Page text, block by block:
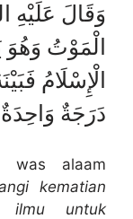
وَقَالَ عَلَيْهِ
الْمَوْتُ
الْإِسْلَامُ
دَرَجَةٌ وَاحِدَةٌ
was alaam
kematian
ilmu untuk